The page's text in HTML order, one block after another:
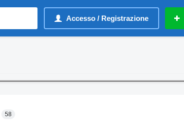
Accesso / Registrazione
58